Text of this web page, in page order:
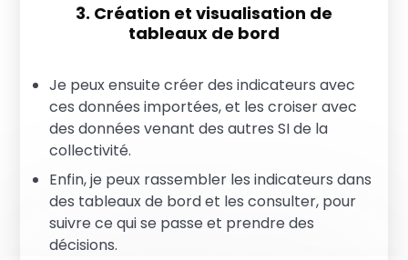
3. Création et visualisation de
tableaux de bord
Je peux ensuite créer des indicateurs avec
ces données importées, et les croiser avec
des données venant des autres SI de la
collectivité.
Enfin, je peux rassembler les indicateurs dans
des tableaux de bord et les consulter, pour
suivre ce qui se passe et prendre des
décisions.